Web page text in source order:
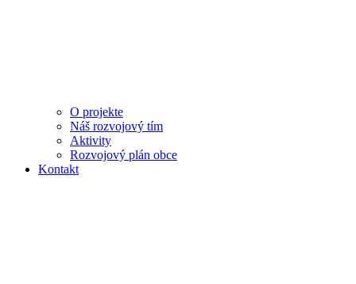
O projekte
Náš rozvojový tím
Aktivity
Rozvojový plán obce
Kontakt